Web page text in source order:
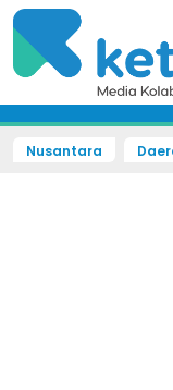
Nusantara